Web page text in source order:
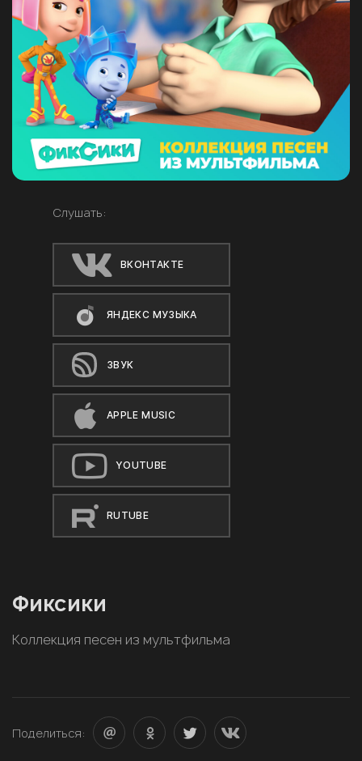
Слушать:
ВКОНТАКТЕ
ЯНДЕКС МУЗЫКА
ЗВУК
APPLE MUSIC
YOUTUBE
RUTUBE
Фиксики
Коллекция песен из мультфильма
Поделиться: